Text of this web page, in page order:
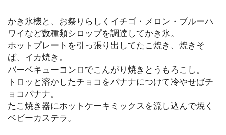
かき氷機と、お祭りらしくイチゴ・メロン・ブルーハ
ワイなど数種類シロップを調達してかき氷。
ホットプレートを引っ張り出してたこ焼き、焼きそ
ば、イカ焼き。
バーベキューコンロでこんがり焼きとうもろこし。
トロッと溶かしたチョコをバナナにつけて冷やせばチ
ョコバナナ。
たこ焼き器にホットケーキミックスを流し込んで焼く
ベビーカステラ。